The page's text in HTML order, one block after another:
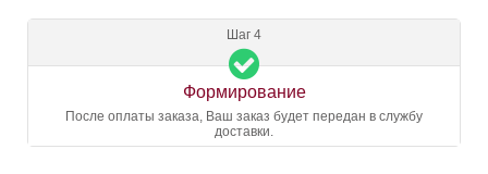
Шаг 4
Формирование
После оплаты заказа, Ваш заказ будет передан в службу
доставки.